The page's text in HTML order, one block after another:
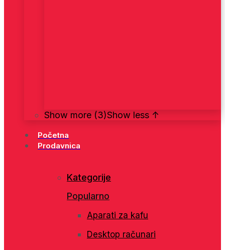
Show more (3)Show less ↑
Početna
Prodavnica
Kategorije
Popularno
Aparati za kafu
Desktop računari